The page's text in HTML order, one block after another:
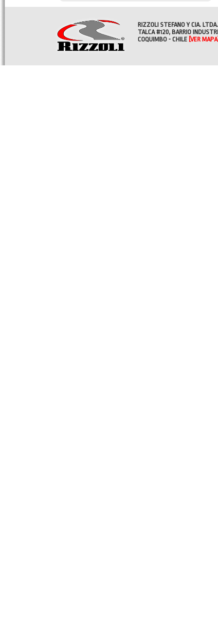
RIZZOLI STEFANO Y CIA. LTDA.
TALCA #120, BARRIO
COQUIMBO - CHILE [VER